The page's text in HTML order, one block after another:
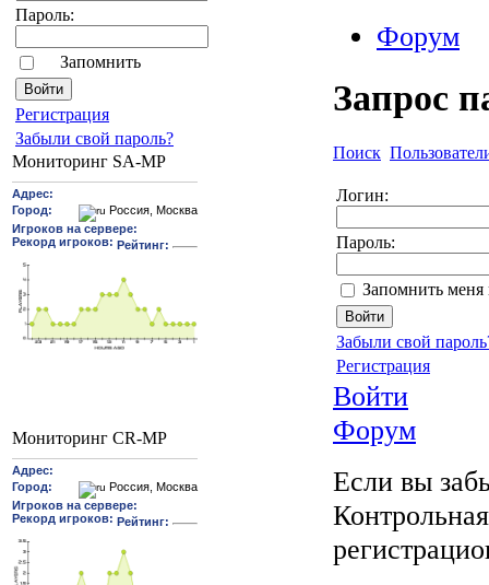
Пароль:
Запомнить
Pегиcтрaция
Забыли свой пароль?
Мониторинг SA-MP
Мониторинг CR-MP
Форум
Запрос
Поиск
Логин:
Пароль:
Запомнить меня
Забыли свой
Регистрация
Войти
Форум
Если вы